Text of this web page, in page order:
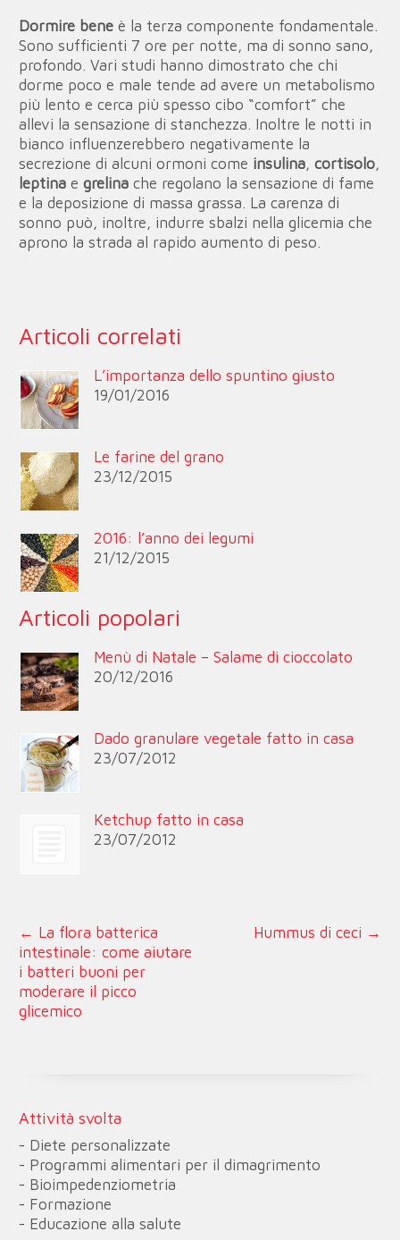
Dormire bene è la terza componente fondamentale.
Sono sufficienti 7 ore per notte, ma di sonno sano,
profondo. Vari studi hanno dimostrato che chi
dorme poco e male tende ad avere un metabolismo
più lento e cerca più spesso cibo “comfort” che
allevi la sensazione di stanchezza. Inoltre le notti in
bianco influenzerebbero negativamente la
secrezione di alcuni ormoni come insulina,cortisolo,
leptina egrelina che regolano la sensazione di fame
e la deposizione di massa grassa. La carenza di
sonno può, inoltre, indurre sbalzi nella glicemia che
aprono la strada al rapido aumento di peso.
Articoli correlati
L’importanza dello spuntino giusto
19/01/2016
Le farine del grano
23/12/2015
2016: l’anno dei legumi
21/12/2015
Articoli popolari
Menù di Natale – Salame di cioccolato
20/12/2016
Dado granulare vegetale fatto in casa
23/07/2012
Ketchup fatto in casa
23/07/2012
← La flora batterica
intestinale: come aiutare
i batteri buoni per
moderare il picco
glicemico
Hummus di ceci →
Attività svolta
- Diete personalizzate
- Programmi alimentari per il dimagrimento
- Bioimpedenziometria
- Formazione
- Educazione alla salute